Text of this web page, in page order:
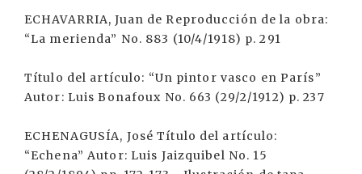
ECHAVARRIA, Juan de Reproducción de la obra:
“La merienda” No. 883 (10/4/1918) p. 291
Título del artículo: “Un pintor vasco en París”
Autor: Luis Bonafoux No. 663 (29/2/1912) p. 237
ECHENAGUSÍA, José Título del artículo:
“Echena” Autor: Luis Jaizquibel No. 15